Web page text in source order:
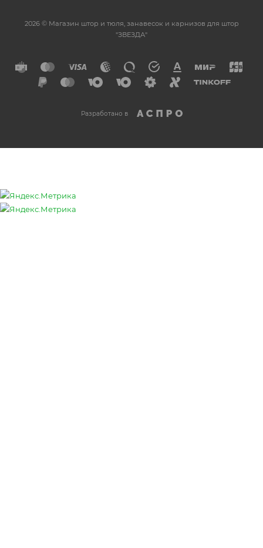
2026 © Магазин штор и тюля, занавесок и карнизов для штор
"ЗВЕЗДА"
Разработано в